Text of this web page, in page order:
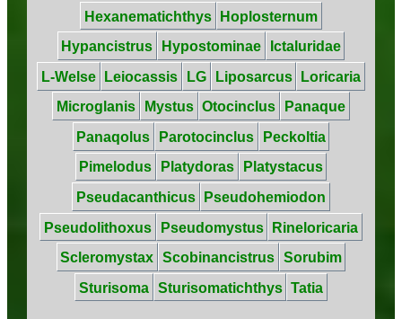
Hexanematichthys
Hoplosternum
Hypancistrus
Hypostominae
Ictaluridae
L-Welse
Leiocassis LG Liposarcus
Loricaria
Microglanis
Mystus Otocinclus
Panaque
Panaqolus
Parotocinclus
Peckoltia
Pimelodus
Platydoras
Platystacus
Pseudacanthicus
Pseudohemiodon
Pseudolithoxus
Pseudomystus
Rineloricaria
Scleromystax Scobinancistrus Sorubim
Sturisoma Sturisomatichthys Tatia